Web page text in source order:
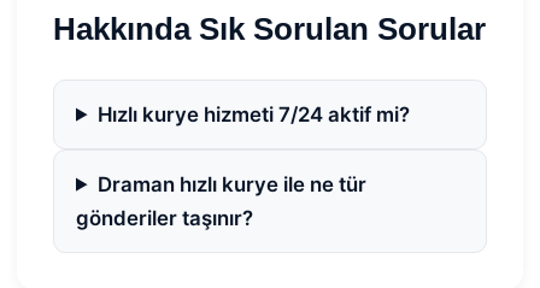
Hakkında Sık Sorulan Sorular
Hızlı kurye hizmeti 7/24 aktif mi?
Draman hızlı kurye ile ne tür
gönderiler taşınır?